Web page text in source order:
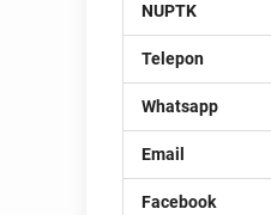
NUPTK
Telepon
Whatsapp
Email
Facebook